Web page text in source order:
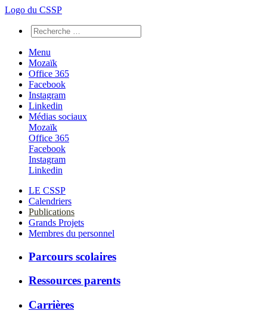
Logo du CSSP
Menu
Mozaïk
Office 365
Facebook
Instagram
Linkedin
Médias sociaux
Mozaïk
Office 365
Facebook
Instagram
Linkedin
LE CSSP
Calendriers
Publications
Grands Projets
Membres du personnel
Parcours scolaires
Ressources parents
Carrières